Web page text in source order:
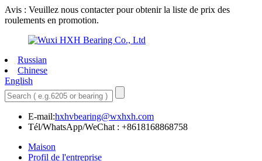
Avis : Veuillez nous contacter pour obtenir la liste de prix des
roulements en promotion.
Russian
Chinese
English
E-mail:hxhvbearing@wxhxh.com
Tél/WhatsApp/WeChat : +8618168868758
Maison
Profil de l'entreprise